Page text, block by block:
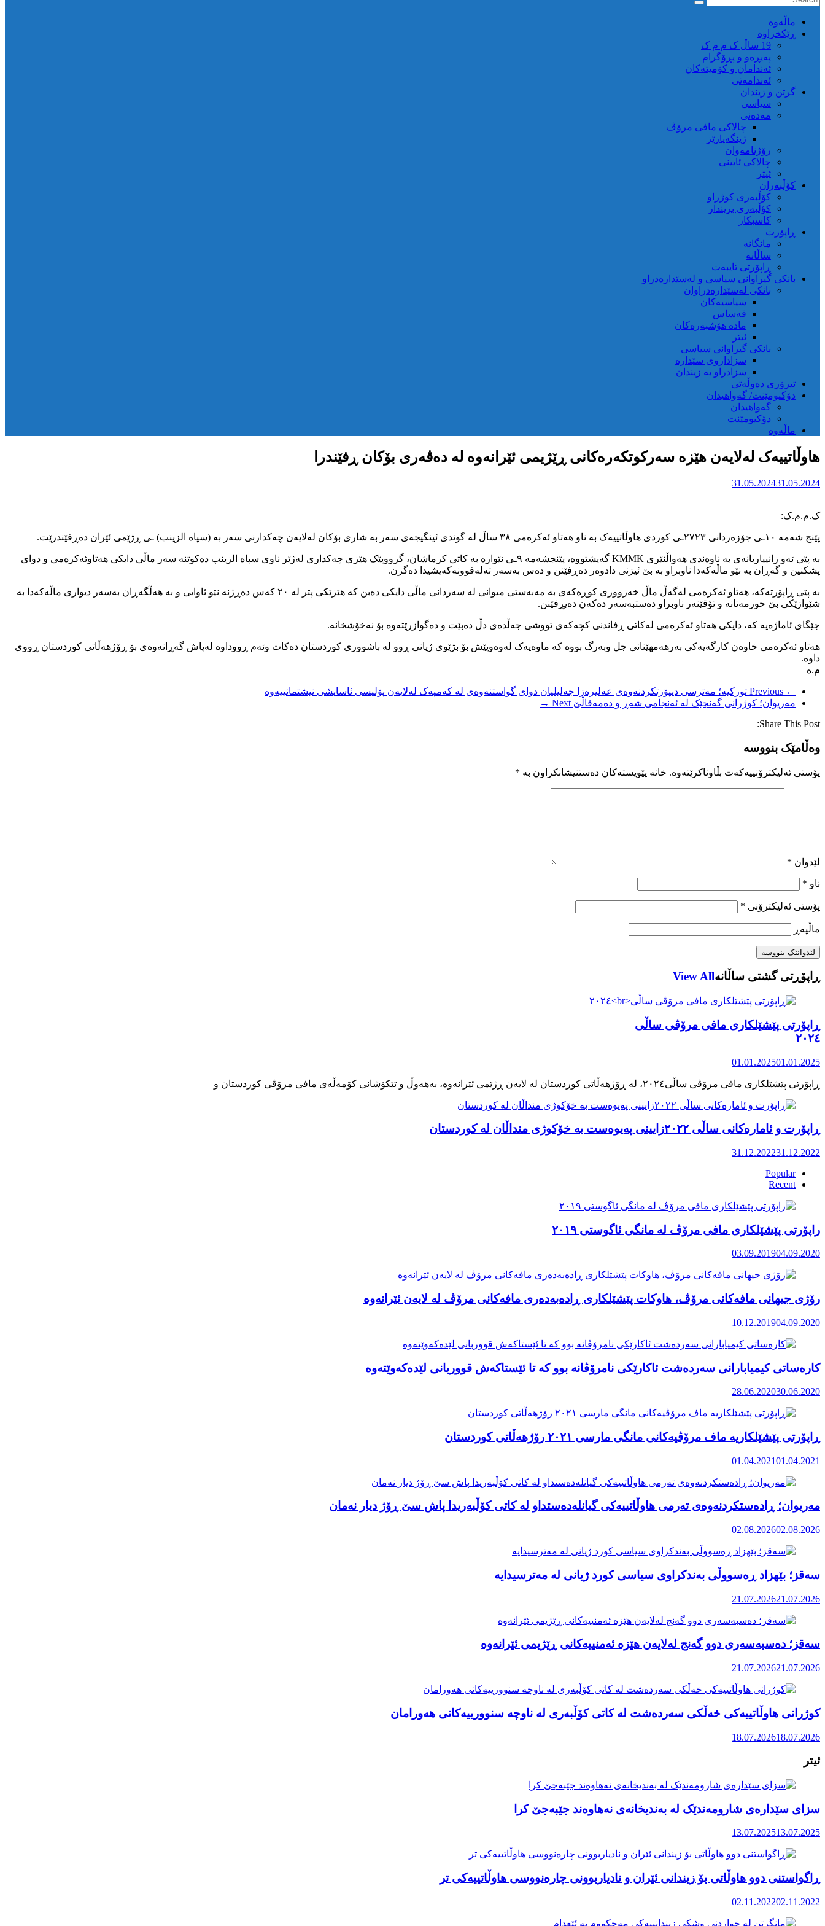
ماڵه‌وه‌
ڕێکخراوە
19 ساڵ ک م م ک
پەیڕەو و پڕۆگرام
ئەندامان و کۆمیتەکان
ئەندامەتی
گرتن و زیندان
سیاسی
مەدەنی
چالاکی مافی مرۆڤ
ژینگەپارێز
رۆژنامەوان
چالاکی ئایینی
ئیتر
کۆڵبەران
کۆڵبەری کوژراو
کؤڵبەری بریندار
کاسبکار
ڕاپۆرت
مانگانە
ساڵانە
ڕاپۆرتی تایبەت
بانکی گیراوانی سیاسی و لەسێدارەدراو
بانکی لەسێدارەدراوان
سیاسیەکان
قەساس
مادە هۆشبەرەکان
ئیتر
بانکی گیراوانی سیاسی
سزاداروی سێدارە
سزادراو بە زیندان
تیرۆری دەوڵەتی
دۆکیومێنت/ گەواهیدان
گەواهیدان
دۆکیومێنت
ماڵەوە
هاوڵاتییەک لەلایەن هێزە سەرکوتکەرەکانی ڕێژیمی ئێرانەوە لە دەڤەری بۆکان ڕفێندرا
31.05.202431.05.2024
ک.م.م.ک:
پێنج شەمە ۱۰ـی جۆزەردانی ۲۷۲۳ـی کوردی هاوڵاتییەک بە ناو هەتاو ئەکرەمی ۳٨ ساڵ لە گوندی ئینگیجەی سەر بە شاری بۆکان لەلایەن چەکدارنی سەر بە (سپاە الزینب) ـی ڕژێمی ئێران دەڕفێندرێت.
بە پێی ئەو زانییاریانەی بە ناوەندی هەواڵنێری KMMK گەیشتووە، پێنجشەمە ۹ـی ئێوارە بە کاتی کرماشان، گرووپێک هێزی چەکداری لەژێر ناوی سپاە الزینب دەکوتنە سەر ماڵی دایکی هەتاوئەکرەمی و دوای
پشکنین و گەڕان بە نێو ماڵەکەدا ناوبراو بە بێ ئیزنی دادوەر دەڕفێنن و دەس بەسەر تەلەفوونەکەیشیدا دەگرن.
بە پێی ڕاپۆرتەکە، هەتاو ئەکرەمی لەگەڵ ماڵ خەزووری کوڕەکەی بە مەبەستی میوانی لە سەردانی ماڵی دایکی دەبن کە هێزێکی پتر لە ۲۰ کەس دەڕژنە نێو ئاوایی و بە هەڵگەڕان بەسەر دیواری ماڵەکەدا بە
شێوازێکی بێ حورمەتانە و تۆقێنەر ناوبراو دەستبەسەر دەکەن دەیڕفێنن.
جێگای ئاماژەیە کە، دایکی هەتاو ئەکرەمی لەکاتی ڕفاندنی کچەکەی تووشی جەڵدەی دڵ دەبێت و دەگوازرێتەوە بۆ نەخۆشخانە.
هەتاو ئەکرەمی خاوەن کارگەیەکی بەرهەمهێنانی جل وبەرگ بووە کە ماوەیەک لەوەوپێش بۆ بژێوی ژیانی ڕوو لە باشووری کوردستان دەکات وئەم ڕووداوە لەپاش گەڕانەوەی بۆ ڕۆژهەڵاتی کوردستان ڕووی
داوە.
م.ه
← Previous
تورکیە؛ مەترسی دیپۆرتکردنەوەی عەلیرەزا جەلیلیان دوای گواستنەوەی لە کەمپەک لەلایەن پۆلیسی ئاسایشی نیشتمانییەوە
مەریوان؛ کوژرانی گەنجێک له ئەنجامی شەڕ و دەمەقاڵێ Next →
Share This Post:
وەڵامێک بنووسە
پۆستی ئەلیکترۆنییەکەت بڵاوناکرێتەوە. خانە پێویستەکان دەستنیشانکراون بە *
لێدوان *
ناو *
پۆستی ئەلیکترۆنی *
ماڵپه‌ڕ
ڕاپۆڕتی گشتی ساڵانهView All
ڕاپۆرتی پێشێلکاری مافی مرۆڤی ساڵی
٢٠٢٤
01.01.202501.01.2025
ڕاپۆرت و ئامارەکانی ساڵی ٢٠٢٢زایینی پەیوەست بە خۆکوژی منداڵان لە کوردستان
31.12.202231.12.2022
Popular
Recent
راپۆرتی پێشێلكاری مافی مرۆڤ له‌ مانگی ئاگوستی ٢٠١٩
03.09.201904.09.2020
رۆژی جیهانی مافەکانی مرۆڤ، هاوکات پێشێلکاری ڕادەبەدەری مافەکانی مرۆڤ لە لایەن ئێرانەوە
10.12.201904.09.2020
کارەساتی کیمیابارانی سەردەشت ئاکارێکی نامرۆڤانە بوو کە تا ئێستاکەش قووربانی لێدەکەوێتەوە
28.06.202030.06.2020
ڕاپۆرتی پێشێلکاریە ماف مرۆڤیەکانی مانگی مارسی ٢٠٢١ رۆژهەڵاتی کوردستان
01.04.202101.04.2021
مەریوان؛ ڕادەستکردنەوەی تەرمی هاوڵاتییەکی گیانلەدەستداو لە کاتی کۆڵبەریدا پاش سێ ڕۆژ دیار نەمان
02.08.202602.08.2026
سەقز؛ بێهزاد ڕەسووڵی بەندکراوی سیاسی کورد ژیانی لە مەترسیدایە
21.07.202621.07.2026
سەقز؛ دەسبەسەری دوو گەنج لەلایەن هێزە ئەمنییەکانی ڕێژیمی ئێرانەوە
21.07.202621.07.2026
کوژرانی هاوڵاتییەکی خەڵکی سەردەشت لە کاتی کۆڵبەری لە ناوچە سنوورییەکانی هەورامان
18.07.202618.07.2026
ئیتر
سزای سێدارەی شارومەندێک لە بەندیخانەی نەهاوەند جێبەجێ کرا
13.07.202513.07.2025
ڕاگواستنی دوو هاوڵاتی بۆ زیندانی ئێران و نادیاربوونی چارەنووسی هاوڵاتییەکی تر
02.11.202202.11.2022